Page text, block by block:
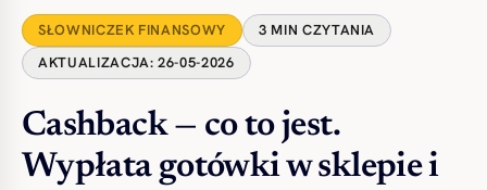
SŁOWNICZEK FINANSOWY
3 MIN CZYTANIA
AKTUALIZACJA: 26-05-2026
Cashback — co to jest.
Wypłata gotówki w sklepie i